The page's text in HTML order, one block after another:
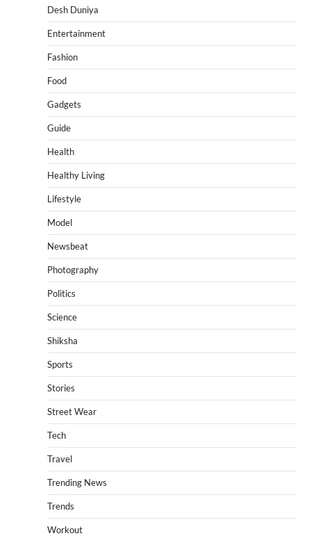
Desh Duniya
Entertainment
Fashion
Food
Gadgets
Guide
Health
Healthy Living
Lifestyle
Model
Newsbeat
Photography
Politics
Science
Shiksha
Sports
Stories
Street Wear
Tech
Travel
Trending News
Trends
Workout